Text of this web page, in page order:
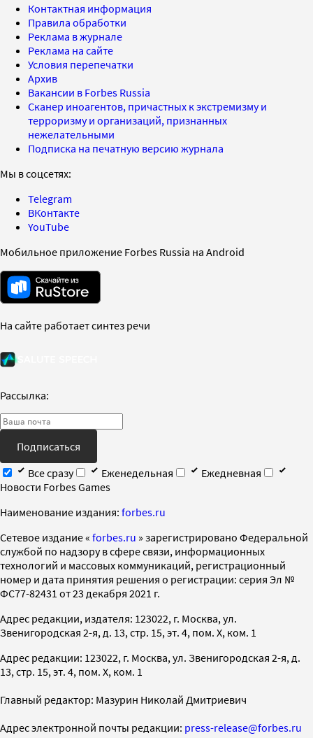
Контактная информация
Правила обработки
Реклама в журнале
Реклама на сайте
Условия перепечатки
Архив
Вакансии в Forbes Russia
Сканер иноагентов, причастных к экстремизму и
терроризму и организаций, признанных
нежелательными
Подписка на печатную версию журнала
Мы в соцсетях:
Telegram
ВКонтакте
YouTube
Мобильное приложение Forbes Russia на Android
На сайте работает синтез речи
Рассылка:
Подписаться
Все сразу
Еженедельная
Ежедневная
Новости Forbes Games
Наименование издания: forbes.ru
Cетевое издание « forbes.ru » зарегистрировано Федеральной
службой по надзору в сфере связи, информационных
технологий и массовых коммуникаций, регистрационный
номер и дата принятия решения о регистрации: серия Эл №
ФС77-82431 от 23 декабря 2021 г.
Адрес редакции, издателя: 123022, г. Москва, ул.
Звенигородская 2-я, д. 13, стр. 15, эт. 4, пом. X, ком. 1
Адрес редакции: 123022, г. Москва, ул. Звенигородская 2-я, д.
13, стр. 15, эт. 4, пом. X, ком. 1
Главный редактор: Мазурин Николай Дмитриевич
Адрес электронной почты редакции: press-release@forbes.ru